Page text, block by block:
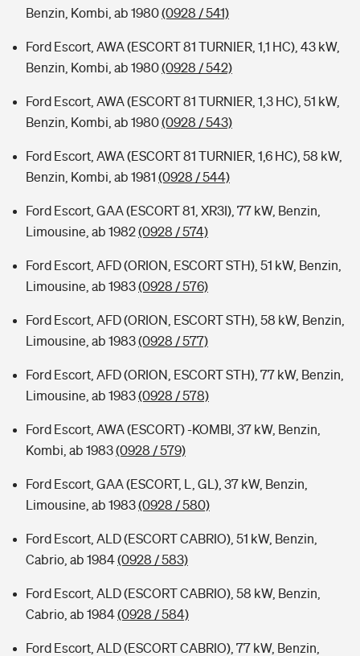
Benzin, Kombi, ab 1980(0928 / 541)
Ford Escort, AWA (ESCORT 81 TURNIER, 1,1 HC), 43 kW,
Benzin, Kombi, ab 1980(0928 / 542)
Ford Escort, AWA (ESCORT 81 TURNIER, 1,3 HC), 51 kW,
Benzin, Kombi, ab 1980(0928 / 543)
Ford Escort, AWA (ESCORT 81 TURNIER, 1,6 HC), 58 kW,
Benzin, Kombi, ab 1981 (0928 / 544)
Ford Escort, GAA (ESCORT 81, XR3I), 77 kW, Benzin,
Limousine, ab 1982(0928 / 574)
Ford Escort, AFD (ORION, ESCORT STH), 51 kW, Benzin,
Limousine, ab 1983(0928 / 576)
Ford Escort, AFD (ORION, ESCORT STH), 58 kW, Benzin,
Limousine, ab 1983(0928 / 577)
Ford Escort, AFD (ORION, ESCORT STH), 77 kW, Benzin,
Limousine, ab 1983(0928 / 578)
Ford Escort, AWA (ESCORT) -KOMBI, 37 kW, Benzin,
Kombi, ab 1983(0928 / 579)
Ford Escort, GAA (ESCORT, L, GL), 37 kW, Benzin,
Limousine, ab 1983(0928 / 580)
Ford Escort, ALD (ESCORT CABRIO), 51 kW, Benzin,
Cabrio, ab 1984(0928 / 583)
Ford Escort, ALD (ESCORT CABRIO), 58 kW, Benzin,
Cabrio, ab 1984(0928 / 584)
Ford Escort, ALD (ESCORT CABRIO), 77 kW, Benzin,